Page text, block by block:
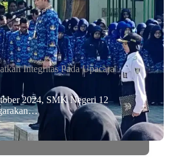
Integritas Pada Upacara
2024, SMK Negeri 12